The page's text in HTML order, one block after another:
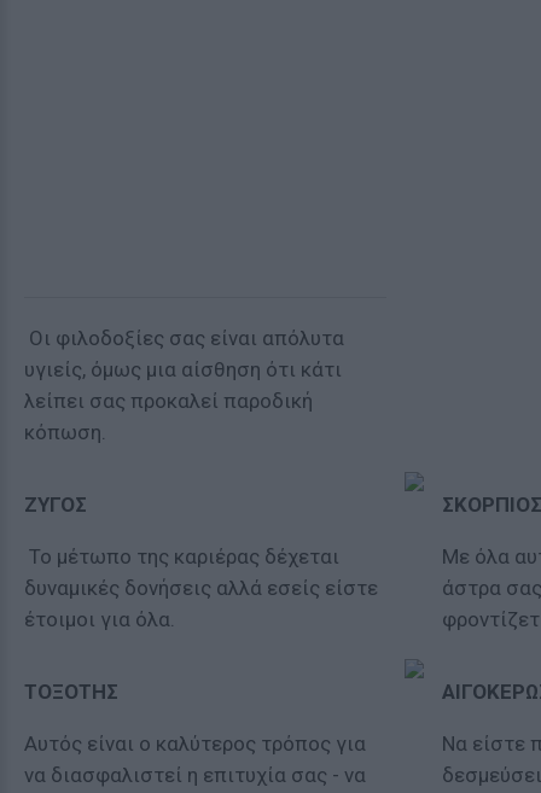
Οι φιλοδοξίες σας είναι απόλυτα
υγιείς, όμως μια αίσθηση ότι κάτι
λείπει σας προκαλεί παροδική
κόπωση.
ΖΥΓΟΣ
Το μέτωπο της καριέρας δέχεται
δυναμικές δονήσεις αλλά εσείς είστε
έτοιμοι για όλα.
ΣΚΟΡΠΙΟΣ
Με όλα
άστρα
ΤΟΞΟΤΗΣ
Αυτός είναι ο καλύτερος τρόπος για
να διασφαλιστεί η επιτυχία σας - να
Να είστε